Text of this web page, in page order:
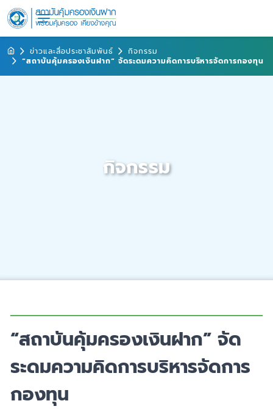
ข่าวและสื่อประชาสัมพันธ์
กิจกรรม
“สถาบันคุ้มครองเงินฝาก” จัดระดมความคิดการบริหารจัดการกองทุน
กิจกรรม
“สถาบันคุ้มครองเงินฝาก” จัด
ระดมความคิดการบริหารจัดการ
กองทุน